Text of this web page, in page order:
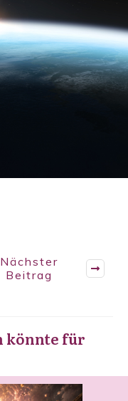
Nächster
Beitrag
könnte für